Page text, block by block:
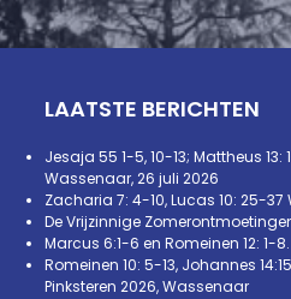
LAATSTE BERICHTEN
Jesaja 55 1-5, 10-13; Mattheus
Wassenaar, 26 juli 2026
Zacharia 7: 4-10, Lucas 10: 25-37
De Vrijzinnige
Marcus 6:1-6 en Romeinen 12: 1-
Romeinen 10: 5-13, Johannes
Pinksteren 2026, Wassenaar